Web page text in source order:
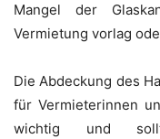
Mangel der
Vermietung vorlag
Die Abdeckung des
für Vermieterinnen
wichtig und